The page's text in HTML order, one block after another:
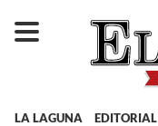
LA LAGUNA EDITORIAL